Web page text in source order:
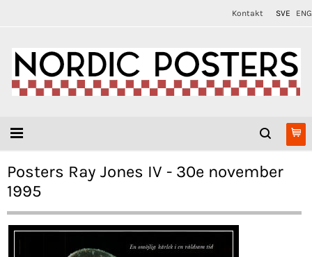
Kontakt SVE ENG
Posters Ray Jones IV - 30e november
1995